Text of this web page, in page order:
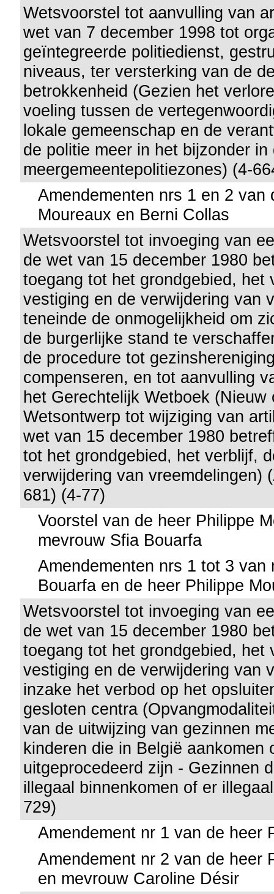
Wetsvoorstel tot aanvulling van
wet van 7 december 1998 tot
geïntegreerde politiedienst,
niveaus, ter versterking van de
betrokkenheid (Gezien het
voeling tussen de
lokale gemeenschap en de
de politie meer in het bijzonder in
meergemeentepolitiezones) (4-
Amendementen nrs 1 en 2 van
Moureaux en Berni Collas
Wetsvoorstel tot invoeging van
de wet van 15 december 1980
toegang tot het grondgebied, het
vestiging en de verwijdering van
teneinde de onmogelijkheid om
de burgerlijke stand te
de procedure tot
compenseren, en tot aanvulling
het Gerechtelijk Wetboek (Nieuw
Wetsontwerp tot wijziging van
wet van 15 december 1980
tot het grondgebied, het verblijf,
verwijdering van vreemdelingen)
681) (4-77)
Voorstel van de heer Philippe
mevrouw Sfia Bouarfa
Amendementen nrs 1 tot 3 van
Bouarfa en de heer Philippe
Wetsvoorstel tot invoeging van
de wet van 15 december 1980
toegang tot het grondgebied, het
vestiging en de verwijdering van
inzake het verbod op het
gesloten centra
van de uitwijzing van gezinnen
kinderen die in België aankomen
uitgeprocedeerd zijn - Gezinnen
illegaal binnenkomen of er
729)
Amendement nr 1 van de heer
Amendement nr 2 van de heer
en mevrouw Caroline Désir